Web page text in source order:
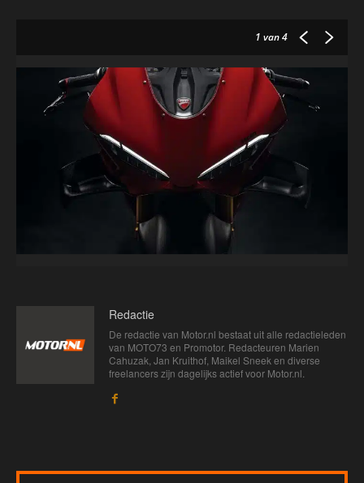
1 van 4
Redactie
De redactie van Motor.nl bestaat uit alle redactieleden
van MOTO73 en Promotor. Redacteuren Marien
Cahuzak, Jan Kruithof, Maikel Sneek en diverse
freelancers zijn dagelijks actief voor Motor.nl.